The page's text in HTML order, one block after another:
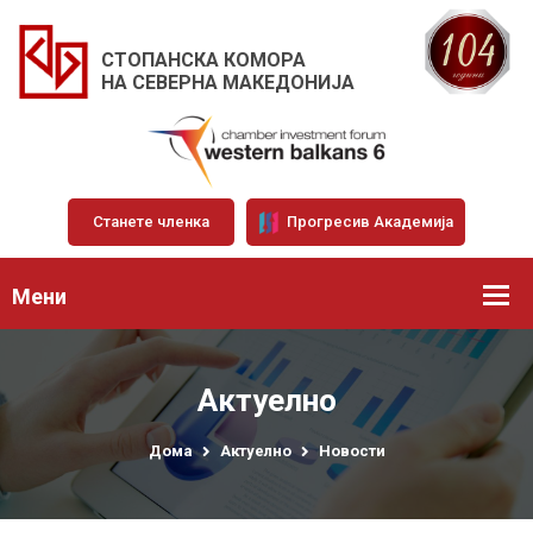
СТОПАНСКА КОМОРА
НА СЕВЕРНА МАКЕДОНИЈА
Станете членка Прогресив Академија
Мени
Актуелно
Дома Актуелно Новости